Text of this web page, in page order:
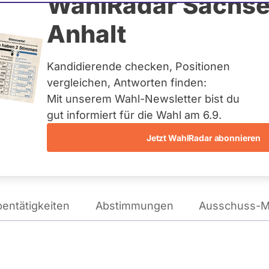
Anhalt
Kandidierende checken, Positionen
vergleichen, Antworten finden:
Mit unserem Wahl-Newsletter bist du
gut informiert für die Wahl am 6.9.
Jetzt WahlRadar abonnieren
Landesliste Bayern
Wie tickt Tobias Matthias Peterka?
Abstimmungen Ausschuss-